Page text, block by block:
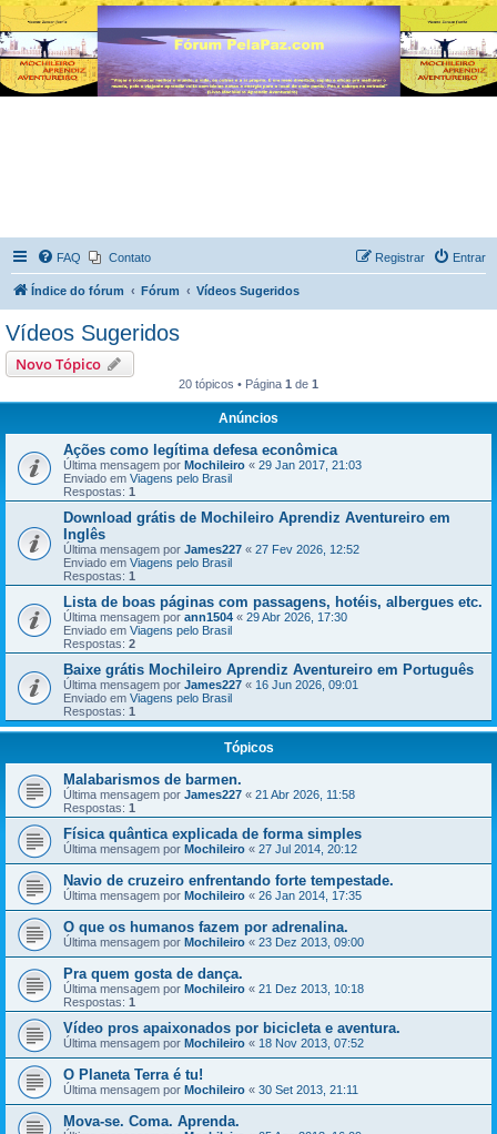
FAQ Contato Entrar
Registrar
Índice do fórum Fórum Vídeos Sugeridos
Vídeos Sugeridos
Novo Tópico
20 tópicos • Página 1 de 1
Anúncios
Ações como legítima defesa econômica
Última mensagem por Mochileiro « 29 Jan 2017, 21:03
Enviado em Viagens pelo Brasil
Respostas: 1
Download grátis de Mochileiro Aprendiz Aventureiro em
Inglês
Última mensagem por James227 « 27 Fev 2026, 12:52
Enviado em Viagens pelo Brasil
Respostas: 1
Lista de boas páginas com passagens, hotéis, albergues etc.
Última mensagem por ann1504 « 29 Abr 2026, 17:30
Enviado em Viagens pelo Brasil
Respostas: 2
Baixe grátis Mochileiro Aprendiz Aventureiro em Português
Última mensagem por James227 « 16 Jun 2026, 09:01
Enviado em Viagens pelo Brasil
Respostas: 1
Tópicos
Malabarismos de barmen.
Última mensagem por James227 « 21 Abr 2026, 11:58
Respostas: 1
Física quântica explicada de forma simples
Última mensagem por Mochileiro « 27 Jul 2014, 20:12
Navio de cruzeiro enfrentando forte tempestade.
Última mensagem por Mochileiro « 26 Jan 2014, 17:35
O que os humanos fazem por adrenalina.
Última mensagem por Mochileiro « 23 Dez 2013, 09:00
Pra quem gosta de dança.
Última mensagem por Mochileiro « 21 Dez 2013, 10:18
Respostas: 1
Vídeo pros apaixonados por bicicleta e aventura.
Última mensagem por Mochileiro « 18 Nov 2013, 07:52
O Planeta Terra é tu!
Última mensagem por Mochileiro « 30 Set 2013, 21:11
Mova-se. Coma. Aprenda.